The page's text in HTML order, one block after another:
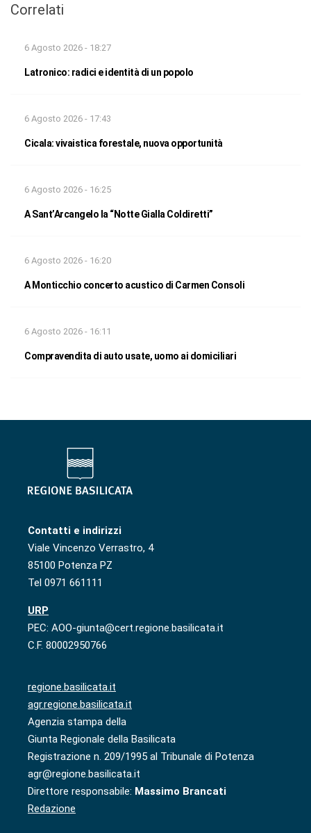
Correlati
6 Agosto 2026 - 18:27
Latronico: radici e identità di un popolo
6 Agosto 2026 - 17:43
Cicala: vivaistica forestale, nuova opportunità
6 Agosto 2026 - 16:25
A Sant’Arcangelo la “Notte Gialla Coldiretti”
6 Agosto 2026 - 16:20
A Monticchio concerto acustico di Carmen Consoli
6 Agosto 2026 - 16:11
Compravendita di auto usate, uomo ai domiciliari
Contatti e indirizzi
Viale Vincenzo Verrastro, 4
85100 Potenza PZ
Tel 0971 661111
URP
PEC: AOO-giunta@cert.regione.basilicata.it
C.F. 80002950766
regione.basilicata.it
agr.regione.basilicata.it
Agenzia stampa della
Giunta Regionale della Basilicata
Registrazione n. 209/1995 al Tribunale di Potenza
agr@regione.basilicata.it
Direttore responsabile: Massimo Brancati
Redazione